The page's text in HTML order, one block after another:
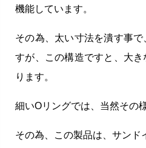
機能しています。
その為、太い寸法を潰す事
すが、この構造ですと、大
ります。
細いOリングでは、当然その
その為、この製品は、サンド